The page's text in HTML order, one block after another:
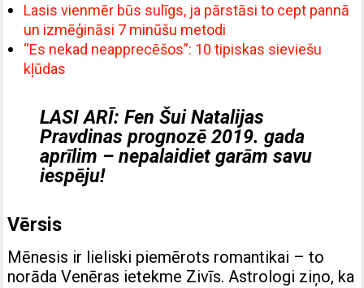
Lasis vienmēr būs sulīgs, ja pārstāsi to cept pannā
un izmēģināsi 7 minūšu metodi
“Es nekad neapprecēšos”: 10 tipiskas sieviešu
kļūdas
LASI ARĪ:Fen Šui Natalijas
Pravdinas prognozē 2019. gada
aprīlim – nepalaidiet garām savu
iespēju!
Vērsis
Mēnesis ir lieliski piemērots romantikai – to
norāda Venēras ietekme Zivīs. Astrologi ziņo, ka